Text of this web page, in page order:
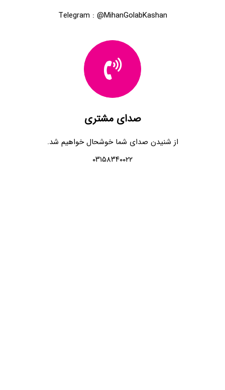
Telegram : @MihanGolabKashan
صدای مشتری
از شنیدن صدای شما خوشحال خواهیم شد.
۰۳۱۵۸۳۴۰۰۲۲